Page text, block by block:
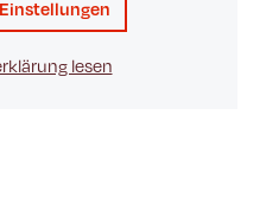
lesen